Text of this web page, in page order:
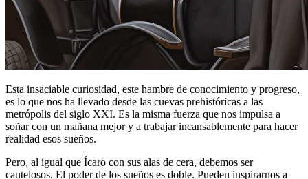
Esta insaciable curiosidad, este hambre de conocimiento y progreso,
es lo que nos ha llevado desde las cuevas prehistóricas a las
metrópolis del siglo XXI. Es la misma fuerza que nos impulsa a
soñar con un mañana mejor y a trabajar incansablemente para hacer
realidad esos sueños.
Pero, al igual que Ícaro con sus alas de cera, debemos ser
cautelosos. El poder de los sueños es doble. Pueden inspirarnos a